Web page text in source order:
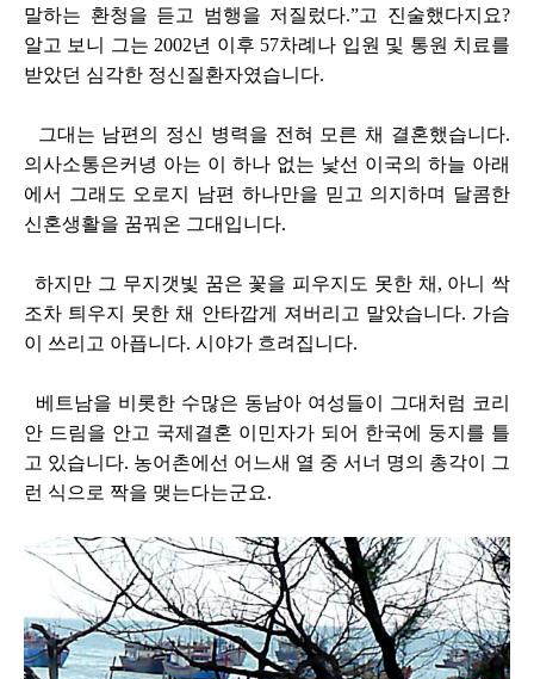
말하는 환청을 듣고 범행을 저질렀다.”고 진술했다지요?
알고 보니 그는 2002년 이후 57차례나 입원 및 통원 치료를
받았던 심각한 정신질환자였습니다.
그대는 남편의 정신 병력을 전혀 모른 채 결혼했습니다.
의사소통은커녕 아는 이 하나 없는 낯선 이국의 하늘 아래
에서 그래도 오로지 남편 하나만을 믿고 의지하며 달콤한
신혼생활을 꿈꿔온 그대입니다.
하지만 그 무지갯빛 꿈은 꽃을 피우지도 못한 채, 아니 싹
조차 틔우지 못한 채 안타깝게 져버리고 말았습니다. 가슴
이 쓰리고 아픕니다. 시야가 흐려집니다.
베트남을 비롯한 수많은 동남아 여성들이 그대처럼 코리
안 드림을 안고 국제결혼 이민자가 되어 한국에 둥지를 틀
고 있습니다. 농어촌에선 어느새 열 중 서너 명의 총각이 그
런 식으로 짝을 맺는다는군요.